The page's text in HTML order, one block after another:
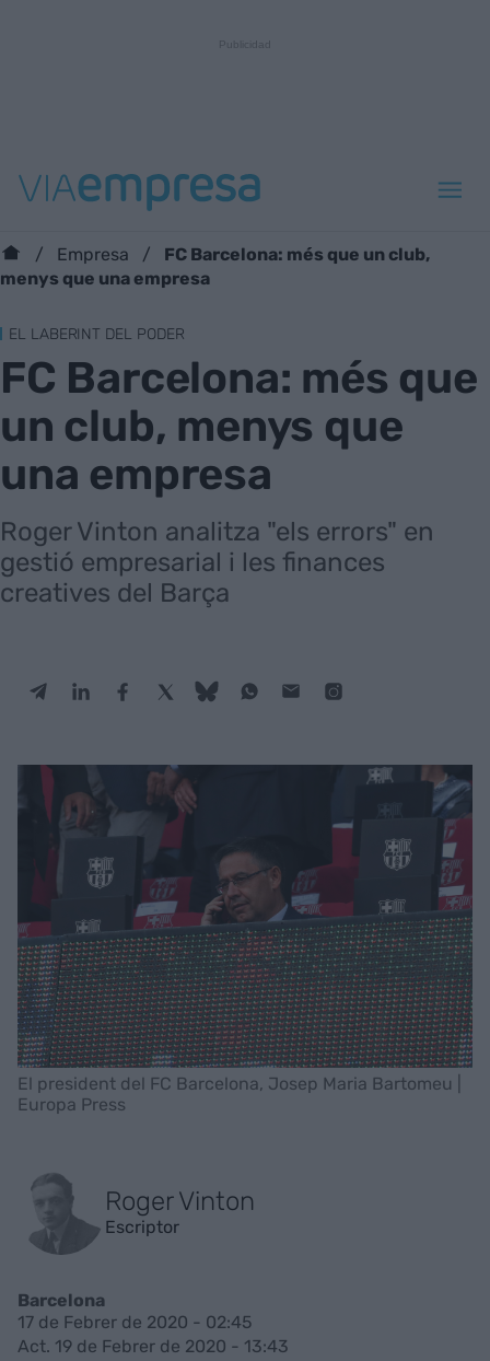
Empresa
FC Barcelona: més que un club,
menys que una empresa
EL LABERINT DEL PODER
FC Barcelona: més que
un club, menys que
una empresa
Roger Vinton analitza "els errors" en
gestió empresarial i les finances
creatives del Barça
El president del FC Barcelona, Josep Maria Bartomeu |
Europa Press
Roger Vinton
Escriptor
Barcelona
17 de Febrer de 2020 - 02:45
Act. 19 de Febrer de 2020 - 13:43